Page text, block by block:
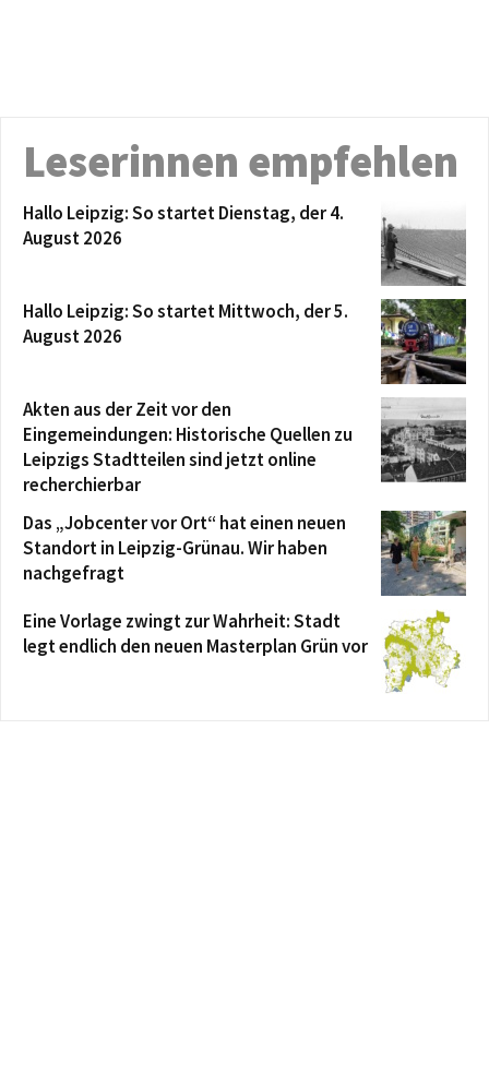
Leserinnen empfehlen
Hallo Leipzig: So startet Dienstag, der 4.
August 2026
Hallo Leipzig: So startet Mittwoch, der 5.
August 2026
Akten aus der Zeit vor den
Eingemeindungen: Historische Quellen zu
Leipzigs Stadtteilen sind jetzt online
recherchierbar
Das „Jobcenter vor Ort“ hat einen neuen
Standort in Leipzig-Grünau. Wir haben
nachgefragt
Eine Vorlage zwingt zur Wahrheit: Stadt
legt endlich den neuen Masterplan Grün vor